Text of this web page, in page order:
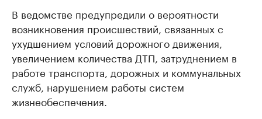
В ведомстве предупредили о вероятности
возникновения происшествий, связанных с
ухудшением условий дорожного движения,
увеличением количества ДТП, затруднением в
работе транспорта, дорожных и коммунальных
служб, нарушением работы систем
жизнеобеспечения.